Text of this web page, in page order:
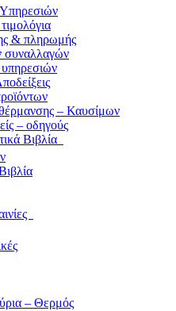
& πληρωμής
συναλλαγών
υπηρεσιών
– Καυσίμων
– οδηγούς
Βιβλία
– Θερμός